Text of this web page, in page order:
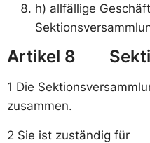
h) allfällige
Artikel 8
1 Die
zusammen.
2 Sie ist zuständig für